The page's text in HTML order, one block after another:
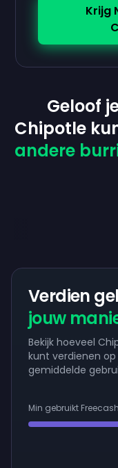
Krijg
Geloof
Chipotle
andere
Verdien
jouw
Bekijk hoeveel
kunt verdienen
gemiddelde
Min gebruikt